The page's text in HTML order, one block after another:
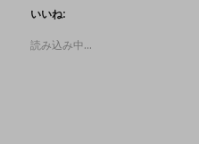
いいね:
読み込み中…